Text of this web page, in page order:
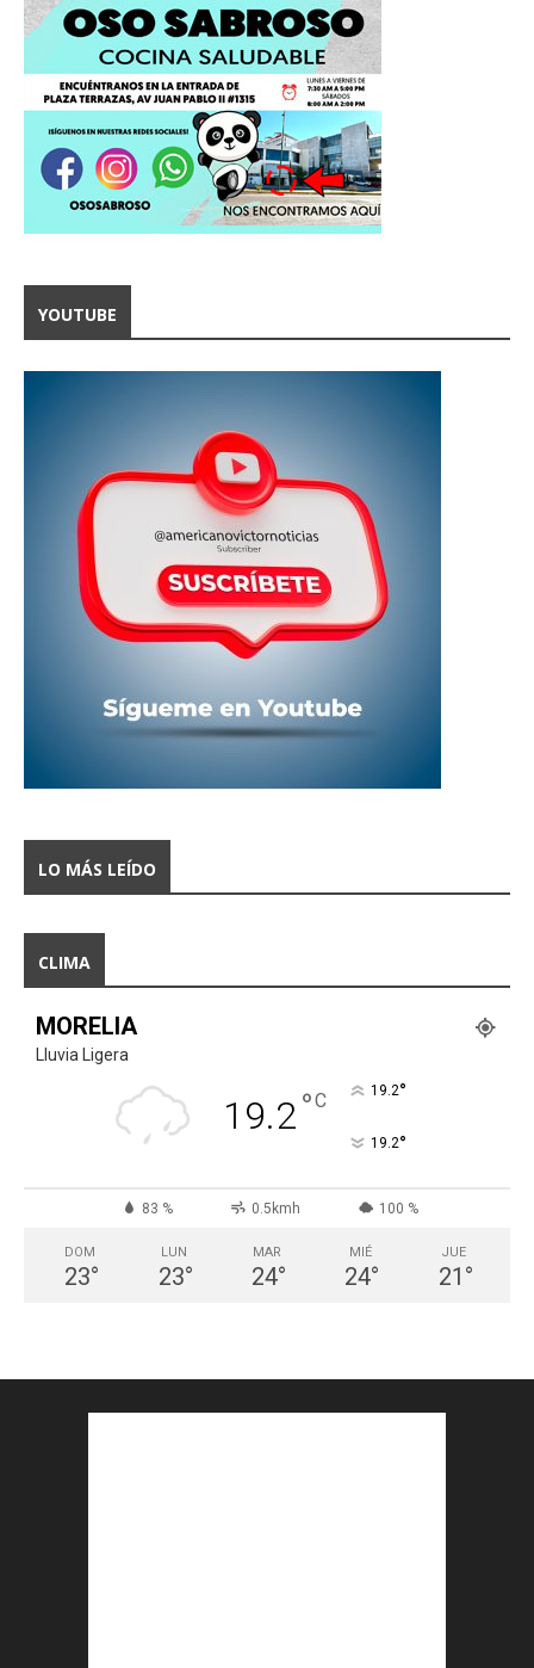
YOUTUBE
LO MÁS LEÍDO
CLIMA
MORELIA
Lluvia Ligera
19.2°C 19.2°
19.2°
83 % 0.5kmh 100 %
DOM
23°
LUN
23°
MAR
24°
MIÉ
24°
JUE
21 °